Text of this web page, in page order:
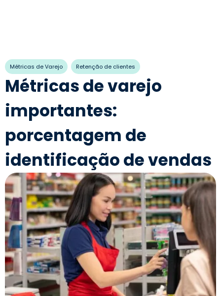
Métricas de Varejo Retenção de clientes
Métricas de varejo
importantes:
porcentagem de
identificação de vendas